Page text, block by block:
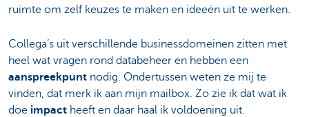
ruimte om zelf keuzes te maken en ideeën uit te werken.
Collega’s uit verschillende businessdomeinen zitten met
heel wat vragen rond databeheer en hebben een
aanspreekpunt nodig. Ondertussen weten ze mij te
vinden, dat merk ik aan mijn mailbox. Zo zie ik dat wat ik
doe impact heeft en daar haal ik voldoening uit.